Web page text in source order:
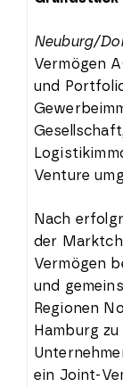
Neuburg/
Vermögen
und
Venture
Nach
der
Vermögen
und
Regionen
Hamburg
ein Joint-